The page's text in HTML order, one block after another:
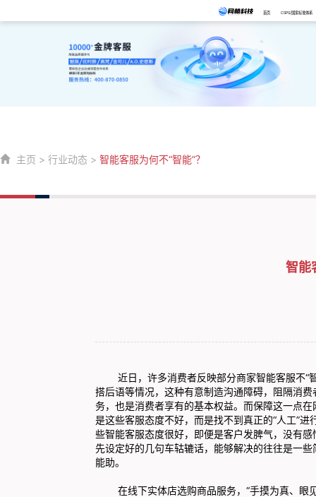
首页 CSPS/国家标准体系
主页 > 行业动态 > 智能客服为何不“智能”？
智能
近日，许多消费者反映部分商家智能客服不“
搭后语等情况，这种有意制造沟通障碍，阻隔消
务，也是消费者享有的基本权益。而保障这一点
是这些客服态度不好，而是找不到真正的“人工”
些智能客服态度很好，即便是客户发脾气，没有
先设定好的几句车轱辘话，能够解决的往往是一
能助。
在线下实体店选购商品服务，“手摸为真、眼